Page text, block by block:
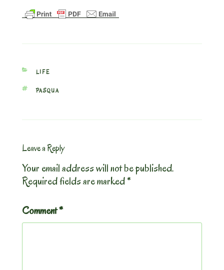
CATEGORIES
LIFE
TAGS
PASQUA
Leave a Reply
Your email address will not be published.
Required fields are marked*
Comment*